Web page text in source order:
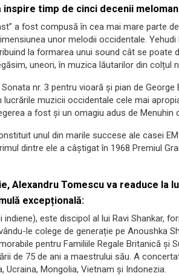
inspire timp de cinci decenii
a fost compusă în cea mai mare parte
unor melodii occidentale.
la formarea unui sound cât se poate
uneori, în muzica lăutarilor din colțul
nr. 3 pentru vioară și pian de George
lucrările muzicii occidentale cele mai
a fost și un omagiu adus de Menuhin
unul din marile succese ale casei
dintre ele a câștigat în 1968 Premiul
Alexandru Tomescu va readuce la
excepțională:
indiene), este discipol al lui Ravi Shankar,
le colege de generație pe Anoushka
pentru Familiile Regale Britanică și
de 75 de ani a maestrului său. A
Ucraina, Mongolia, Vietnam și Indonezia.